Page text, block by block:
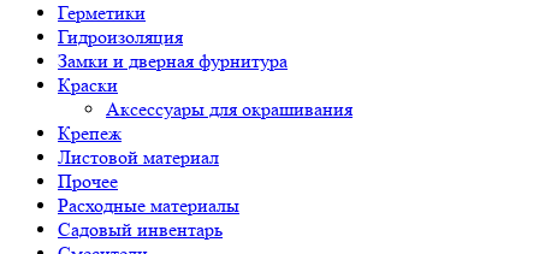
Герметики
Гидроизоляция
Замки и дверная фурнитура
Краски
Аксессуары для окрашивания
Крепеж
Листовой материал
Прочее
Расходные материалы
Садовый инвентарь